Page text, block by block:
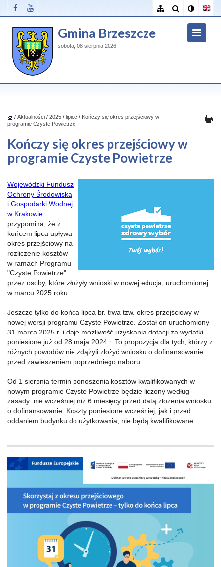
Gmina Brzeszcze
sobota, 08 sierpnia 2026
/ Aktualności / 2025 / lipiec / Kończy się okres przejściowy w
programie Czyste Powietrze
Kończy się okres przejściowy w
programie Czyste Powietrze
Wojewódzki Fundusz
Ochrony Środowiska
i Gospodarki Wodnej
w Krakowie
przypomina, że z
końcem lipca upływa
okres przejściowy na
rozliczenie kosztów
w ramach Programu
"Czyste Powietrze"
przez osoby, które złożyły wnioski w nowej educja, uruchomionej
w marcu 2025 roku.
Jeszcze tylko do końca lipca br. trwa tzw. okres przejściowy w
nowej wersji programu Czyste Powietrze. Został on uruchomiony
31 marca 2025 r. i daje możliwość uzyskania dotacji za wydatki
poniesione już od 28 maja 2024 r. To propozycja dla tych, którzy z
różnych powodów nie zdążyli złożyć wniosku o dofinansowanie
przed zawieszeniem poprzedniego naboru.
Od 1 sierpnia termin ponoszenia kosztów kwalifikowanych w
nowym programie Czyste Powietrze będzie liczony według
zasady: nie wcześniej niż 6 miesięcy przed datą złożenia wniosku
o dofinansowanie. Koszty poniesione wcześniej, jak i przed
oddaniem budynku do użytkowania, nie będą kwalifikowane.